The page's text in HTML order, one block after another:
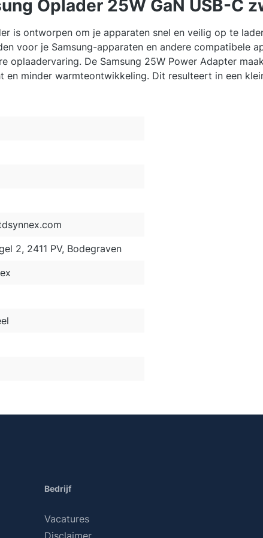
Oplader 25W GaN USB-C
is ontworpen om je apparaten snel en veilig op te
voor je Samsung-apparaten en andere compatibele
oplaadervaring. De Samsung 25W Power Adapter
minder warmteontwikkeling. Dit resulteert in een
2, 2411 PV, Bodegraven
Bedrijf
Vacatures
Disclaimer